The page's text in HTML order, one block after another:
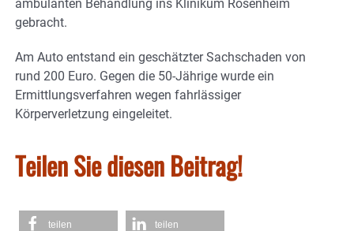
ambulanten Behandlung ins Klinikum Rosenheim
gebracht.
Am Auto entstand ein geschätzter Sachschaden von
rund 200 Euro. Gegen die 50-Jährige wurde ein
Ermittlungsverfahren wegen fahrlässiger
Körperverletzung eingeleitet.
Teilen Sie diesen Beitrag!
teilen teilen